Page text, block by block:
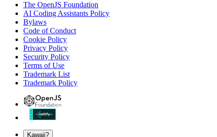
The OpenJS Foundation
AI Coding Assistants Policy
Bylaws
Code of Conduct
Cookie Policy
Privacy Policy
Security Policy
Terms of Use
Trademark List
Trademark Policy
Kawaii?